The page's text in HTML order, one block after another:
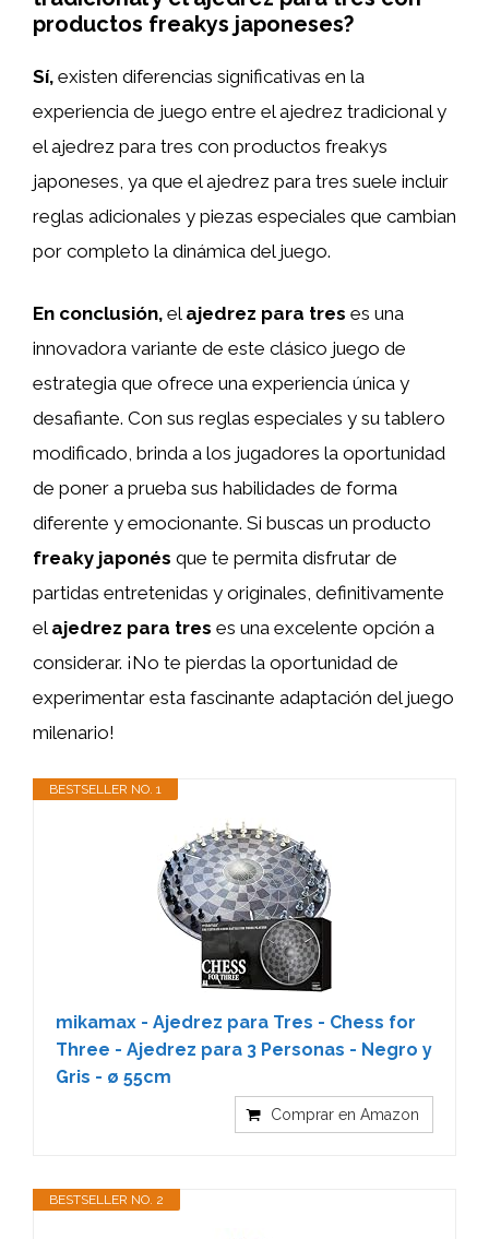
productos freakys japoneses?
Sí, existen diferencias significativas en la
experiencia de juego entre el ajedrez tradicional y
el ajedrez para tres con productos freakys
japoneses, ya que el ajedrez para tres suele incluir
reglas adicionales y piezas especiales que cambian
por completo la dinámica del juego.
En conclusión, el ajedrez para tres es una
innovadora variante de este clásico juego de
estrategia que ofrece una experiencia única y
desafiante. Con sus reglas especiales y su tablero
modificado, brinda a los jugadores la oportunidad
de poner a prueba sus habilidades de forma
diferente y emocionante. Si buscas un producto
freaky japonés que te permita disfrutar de
partidas entretenidas y originales, definitivamente
el ajedrez para tres es una excelente opción a
considerar. ¡No te pierdas la oportunidad de
experimentar esta fascinante adaptación del juego
milenario!
BESTSELLER NO. 1
mikamax - Ajedrez para Tres - Chess for
Three - Ajedrez para 3 Personas - Negro y
Gris - ø 55cm
Comprar en Amazon
BESTSELLER NO. 2